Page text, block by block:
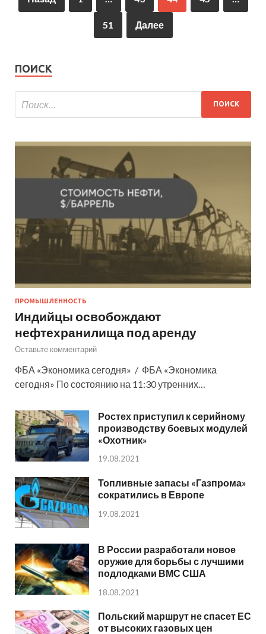
51 Далее
ПОИСК
ПРОМЫШЛЕННОСТЬ
Индийцы освобождают
нефтехранилища под аренду
Оставьте комментарий
ФБА «Экономика сегодня» / ФБА «Экономика
сегодня» По состоянию на 11:30 утренних…
Ростех приступил к серийному
производству боевых модулей
«Охотник»
19.08.2021
Топливные запасы «Газпрома»
сократились в Европе
19.08.2021
В России разработали новое
оружие для борьбы с лучшими
подлодками ВМС США
18.08.2021
Польский маршрут не спасет ЕС
от высоких газовых цен